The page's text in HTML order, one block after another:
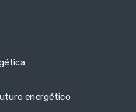
energético